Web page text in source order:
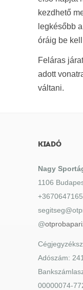
kezdhető
legkésőbb
óráig be
Feláras
adott
váltani.
KIADÓ
Nagy
1106
@
Adószám:
00000074-